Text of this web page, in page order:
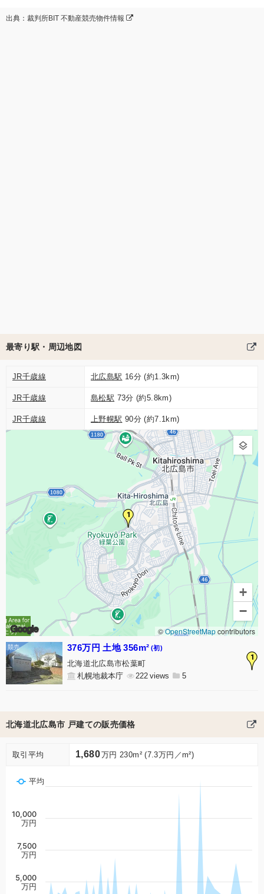
出典：裁判所BIT 不動産競売物件情報
最寄り駅・周辺地図
JR千歳線 北広島駅 16分 (約1.3km)
JR千歳線 島松駅 73分 (約5.8km)
JR千歳線 上野幌駅 90分 (約7.1km)
1
Google
+
−
©OpenStreetMapcontributors
1
376万円 土地 356m² (初)
北海道北広島市松葉町
札幌地裁本庁
222 5
北海道北広島市 戸建ての販売価格
取引平均 1,680万円 230m² (7.3万円／m²)
平均
5,000
万円
7,500
万円
10,000
万円